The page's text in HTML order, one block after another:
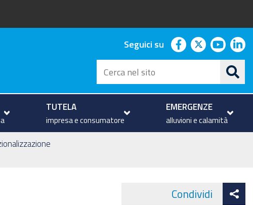
Seguici su facebook
twitter
Cerca
nel
sito
TUTELA
impresa e consumatore
EMERGENZE
alluvioni e calamità
Condividi